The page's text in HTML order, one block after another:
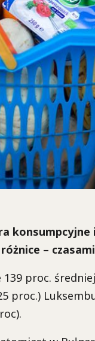
konsumpcyjne
–
proc.
proc.)